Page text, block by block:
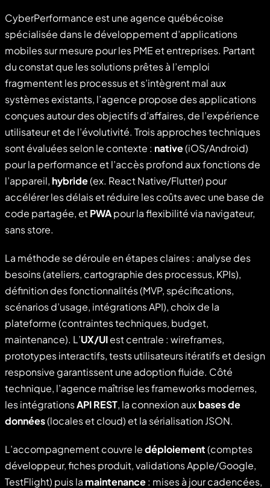
CyberPerformance est une agence québécoise
spécialisée dans le développement d’applications
mobiles sur mesure pour les PME et entreprises. Partant
du constat que les solutions prêtes à l’emploi
fragmentent les processus et s’intègrent mal aux
systèmes existants, l’agence propose des applications
conçues autour des objectifs d’affaires, de l’expérience
utilisateur et de l’évolutivité. Trois approches techniques
sont évaluées selon le contexte : native(iOS/Android)
pour la performance et l’accès profond aux fonctions de
l’appareil, hybride(ex. React Native/Flutter) pour
accélérer les délais et réduire les coûts avec une base de
code partagée, etPWApour la flexibilité via navigateur,
sans store.
La méthode se déroule en étapes claires : analyse des
besoins (ateliers, cartographie des processus, KPIs),
définition des fonctionnalités (MVP, spécifications,
scénarios d’usage, intégrations API), choix de la
plateforme (contraintes techniques, budget,
maintenance). L’UX/UIest centrale : wireframes,
prototypes interactifs, tests utilisateurs itératifs et design
responsive garantissent une adoption fluide. Côté
technique, l’agence maîtrise les frameworks modernes,
les intégrationsAPI REST, la connexion auxbases de
données(locales et cloud) et la sérialisation JSON.
L’accompagnement couvre ledéploiement(comptes
développeur, fiches produit, validations Apple/Google,
TestFlight) puis la maintenance: mises à jour cadencées,